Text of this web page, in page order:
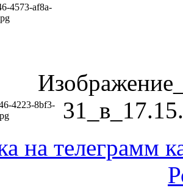
на телеграмм